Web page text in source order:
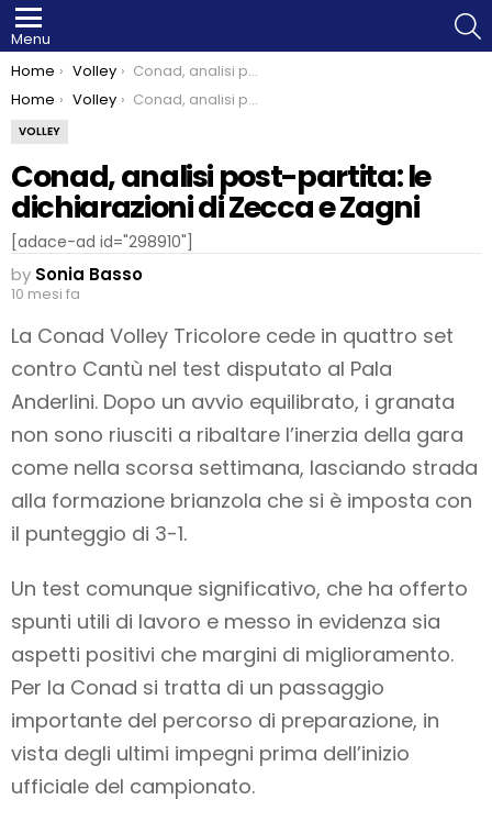
Menu
You are here:
Home Volley
Conad, analisi post-partita: le dichiarazioni di Zecca e Zagni
You are here:
Home Volley Conad, analisi post-partita: le dichiarazioni di Zecca e Zagni
VOLLEY
Conad, analisi post-partita: le
dichiarazioni di Zecca e Zagni
[adace-ad id="298910"]
by Sonia Basso
10 mesi fa
La Conad Volley Tricolore cede in quattro set
contro Cantù nel test disputato al Pala
Anderlini. Dopo un avvio equilibrato, i granata
non sono riusciti a ribaltare l’inerzia della gara
come nella scorsa settimana, lasciando strada
alla formazione brianzola che si è imposta con
il punteggio di 3-1.
Un test comunque significativo, che ha offerto
spunti utili di lavoro e messo in evidenza sia
aspetti positivi che margini di miglioramento.
Per la Conad si tratta di un passaggio
importante del percorso di preparazione, in
vista degli ultimi impegni prima dell’inizio
ufficiale del campionato.